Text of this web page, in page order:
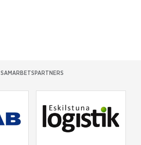
SAMARBETSPARTNERS